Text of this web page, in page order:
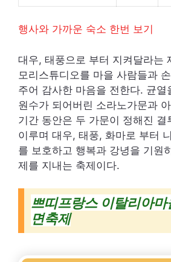
행사와 가까운 숙소 한번 보기
대우, 태풍으로 부터 지켜달라는
모리스튜디오를 마을 사람들과
주어 감사한 마음을 전한다. 균열
원수가 되어버린 소라노가문과
기간 동안은 두 가문이 정해진 결
이루며 대우, 태풍, 화마로 부터
를 보호하고 행복과 강녕을 기원
제를 지내는 축제이다.
쁘띠프랑스 이탈리아
면축제